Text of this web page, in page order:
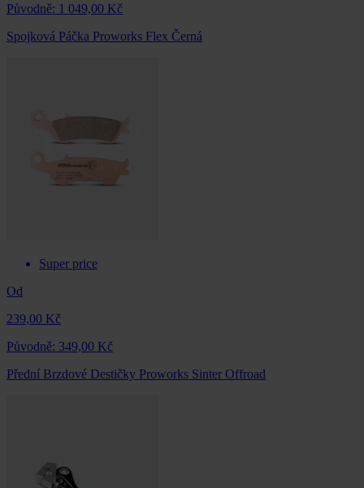
Původně: 1 049,00 Kč
Spojková Páčka Proworks Flex Černá
Super price
Od
239,00 Kč
Původně: 349,00 Kč
Přední Brzdové Destičky Proworks Sinter Offroad